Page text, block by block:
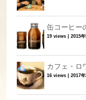
缶コーヒー
19 views |2015年
カフェ・ロ
16 views |2017年